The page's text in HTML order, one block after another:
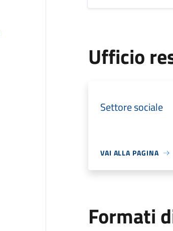
Ufficio
Settore sociale
VAI ALLA PAGINA
Formati